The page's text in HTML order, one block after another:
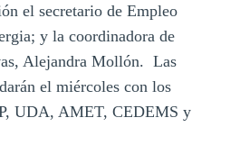
el secretario de Empleo
y la coordinadora de
Alejandra Mollón. Las
el miércoles con los
UDA, AMET, CEDEMS y